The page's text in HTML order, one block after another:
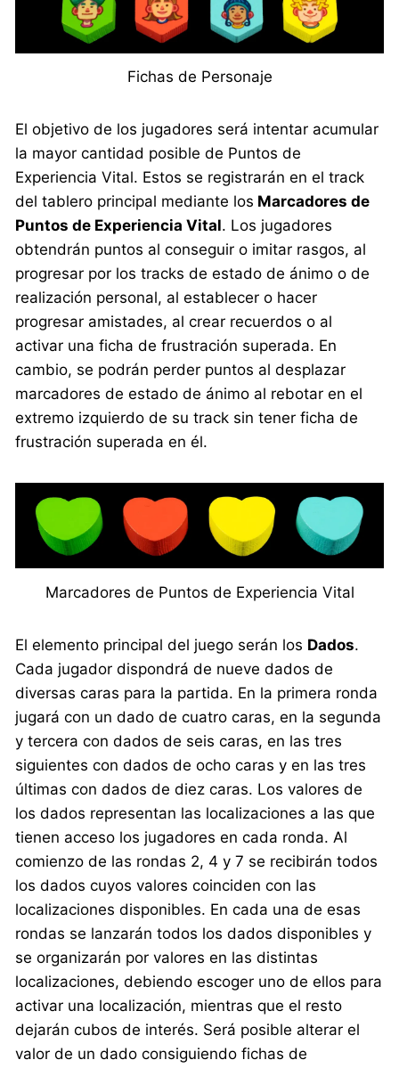
Fichas de Personaje
El objetivo de los jugadores será intentar acumular
la mayor cantidad posible de Puntos de
Experiencia Vital. Estos se registrarán en el track
del tablero principal mediante los Marcadores de
Puntos de Experiencia Vital. Los jugadores
obtendrán puntos al conseguir o imitar rasgos, al
progresar por los tracks de estado de ánimo o de
realización personal, al establecer o hacer
progresar amistades, al crear recuerdos o al
activar una ficha de frustración superada. En
cambio, se podrán perder puntos al desplazar
marcadores de estado de ánimo al rebotar en el
extremo izquierdo de su track sin tener ficha de
frustración superada en él.
Marcadores de Puntos de Experiencia Vital
El elemento principal del juego serán los Dados.
Cada jugador dispondrá de nueve dados de
diversas caras para la partida. En la primera ronda
jugará con un dado de cuatro caras, en la segunda
y tercera con dados de seis caras, en las tres
siguientes con dados de ocho caras y en las tres
últimas con dados de diez caras. Los valores de
los dados representan las localizaciones a las que
tienen acceso los jugadores en cada ronda. Al
comienzo de las rondas 2, 4 y 7 se recibirán todos
los dados cuyos valores coinciden con las
localizaciones disponibles. En cada una de esas
rondas se lanzarán todos los dados disponibles y
se organizarán por valores en las distintas
localizaciones, debiendo escoger uno de ellos para
activar una localización, mientras que el resto
dejarán cubos de interés. Será posible alterar el
valor de un dado consiguiendo fichas de